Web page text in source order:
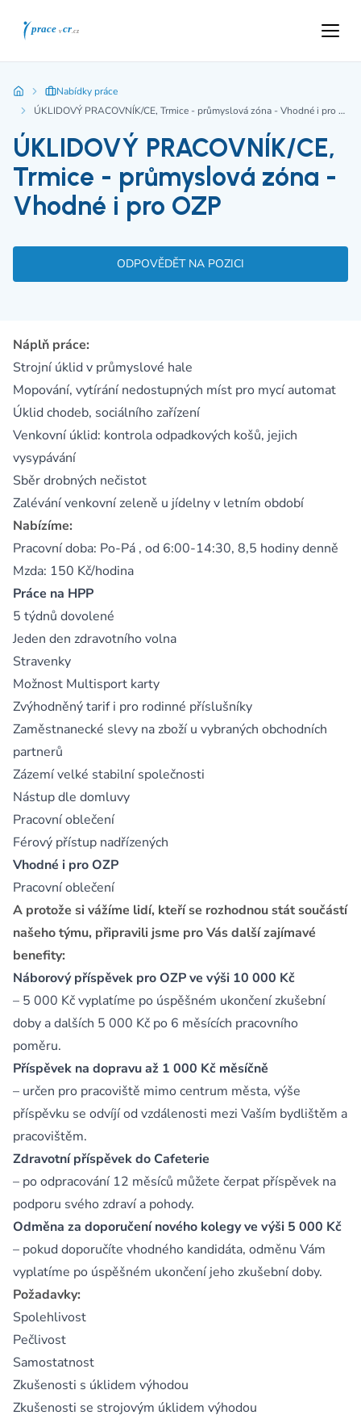
Nabídky práce
ÚKLIDOVÝ PRACOVNÍK/CE, Trmice - průmyslová zóna - Vhodné i pro OZP
ÚKLIDOVÝ PRACOVNÍK/CE,
Trmice - průmyslová zóna -
Vhodné i pro OZP
ODPOVĚDĚT NA POZICI
Náplň práce:
Strojní úklid v průmyslové hale
Mopování, vytírání nedostupných míst pro mycí automat
Úklid chodeb, sociálního zařízení
Venkovní úklid: kontrola odpadkových košů, jejich
vysypávání
Sběr drobných nečistot
Zalévání venkovní zeleně u jídelny v letním období
Nabízíme:
Pracovní doba: Po-Pá , od 6:00-14:30, 8,5 hodiny denně
Mzda: 150 Kč/hodina
Práce na HPP
5 týdnů dovolené
Jeden den zdravotního volna
Stravenky
Možnost Multisport karty
Zvýhodněný tarif i pro rodinné příslušníky
Zaměstnanecké slevy na zboží u vybraných obchodních
partnerů
Zázemí velké stabilní společnosti
Nástup dle domluvy
Pracovní oblečení
Férový přístup nadřízených
Vhodné i pro OZP
Pracovní oblečení
A protože si vážíme lidí, kteří se rozhodnou stát součástí
našeho týmu, připravili jsme pro Vás další zajímavé
benefity:
Náborový příspěvek pro OZP ve výši 10 000 Kč
– 5 000 Kč vyplatíme po úspěšném ukončení zkušební
doby a dalších 5 000 Kč po 6 měsících pracovního
poměru.
Příspěvek na dopravu až 1 000 Kč měsíčně
– určen pro pracoviště mimo centrum města, výše
příspěvku se odvíjí od vzdálenosti mezi Vaším bydlištěm a
pracovištěm.
Zdravotní příspěvek do Cafeterie
– po odpracování 12 měsíců můžete čerpat příspěvek na
podporu svého zdraví a pohody.
Odměna za doporučení nového kolegy ve výši 5 000 Kč
– pokud doporučíte vhodného kandidáta, odměnu Vám
vyplatíme po úspěšném ukončení jeho zkušební doby.
Požadavky:
Spolehlivost
Pečlivost
Samostatnost
Zkušenosti s úklidem výhodou
Zkušenosti se strojovým úklidem výhodou